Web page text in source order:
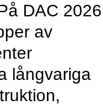
DAC 2026
av
långvariga